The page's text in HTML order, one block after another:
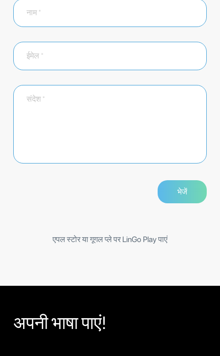
एपल स्टोर या गूगल प्ले पर LinGo Play पाएं
अपनी भाषा पाएं!